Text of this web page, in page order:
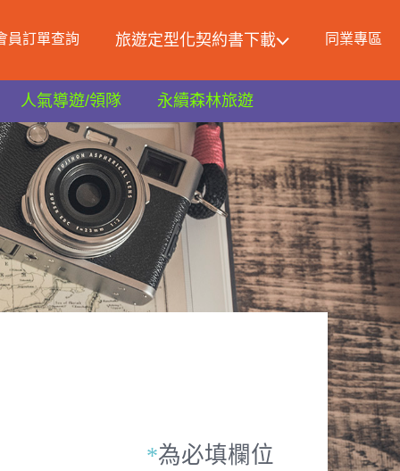
員訂單查詢 旅遊定型化契約書下載 同業專區
人氣導遊/領隊 永續森林旅遊
*為必填欄位